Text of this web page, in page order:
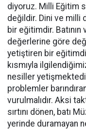
diyoruz. Milli Eğitim
değildir. Dini ve milli
bir eğitimdir.
değerlerine göre
yetiştiren bir
kısmıyla
nesiller
problemler
vurulmalıdır. Aksi
sırtını dönen, batı
yerinde duramayan